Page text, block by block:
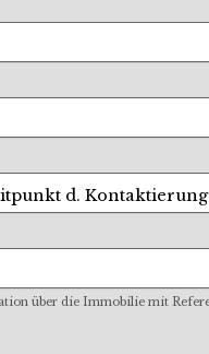
d. Kontaktierung